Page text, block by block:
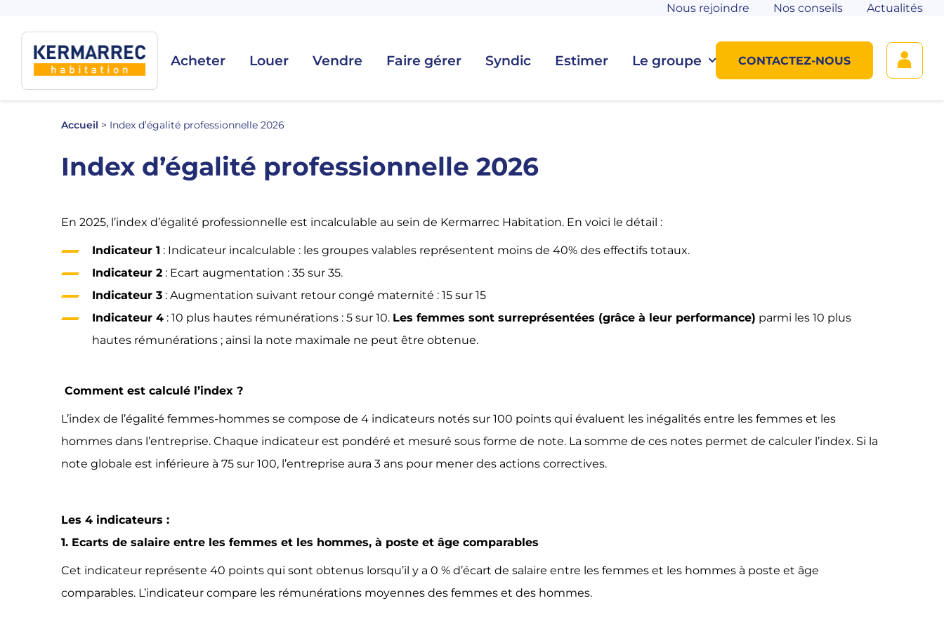
Acheter Louer Vendre Faire gérer Syndic Estimer Le groupe
Nous rejoindre Nos conseils Actualités
CONTACTEZ-NOUS
Accueil > Index d’égalité professionnelle 2026
Index d’égalité professionnelle 2026
En 2025, l’index d’égalité professionnelle est incalculable au sein de Kermarrec Habitation. En voici le détail :
Indicateur 1 : Indicateur incalculable : les groupes valables représentent moins de 40% des effectifs totaux.
Indicateur 2 : Ecart augmentation : 35 sur 35.
Indicateur 3 : Augmentation suivant retour congé maternité : 15 sur 15
Indicateur 4 : 10 plus hautes rémunérations : 5 sur 10. Les femmes sont surreprésentées (grâce à leur performance) parmi les 10 plus
hautes rémunérations ; ainsi la note maximale ne peut être obtenue.
Comment est calculé l’index ?
L’index de l’égalité femmes-hommes se compose de 4 indicateurs notés sur 100 points qui évaluent les inégalités entre les femmes et les
hommes dans l’entreprise. Chaque indicateur est pondéré et mesuré sous forme de note. La somme de ces notes permet de calculer l’index. Si la
note globale est inférieure à 75 sur 100, l’entreprise aura 3 ans pour mener des actions correctives.
Les 4 indicateurs :
1. Ecarts de salaire entre les femmes et les hommes, à poste et âge comparables
Cet indicateur représente 40 points qui sont obtenus lorsqu’il y a 0 % d’écart de salaire entre les femmes et les hommes à poste et âge
comparables. L’indicateur compare les rémunérations moyennes des femmes et des hommes.